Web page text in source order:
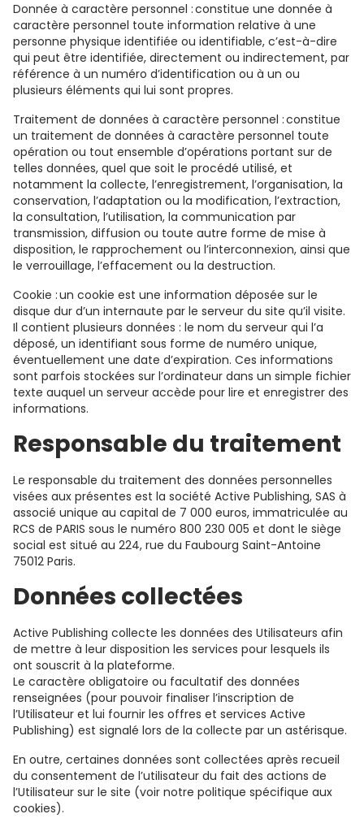
Donnée à caractère personnel : constitue une donnée à
caractère personnel toute information relative à une
personne physique identifiée ou identifiable, c’est-à-dire
qui peut être identifiée, directement ou indirectement, par
référence à un numéro d’identification ou à un ou
plusieurs éléments qui lui sont propres.
Traitement de données à caractère personnel : constitue
un traitement de données à caractère personnel toute
opération ou tout ensemble d’opérations portant sur de
telles données, quel que soit le procédé utilisé, et
notamment la collecte, l’enregistrement, l’organisation, la
conservation, l’adaptation ou la modification, l’extraction,
la consultation, l’utilisation, la communication par
transmission, diffusion ou toute autre forme de mise à
disposition, le rapprochement ou l’interconnexion, ainsi que
le verrouillage, l’effacement ou la destruction.
Cookie : un cookie est une information déposée sur le
disque dur d’un internaute par le serveur du site qu’il visite.
Il contient plusieurs données : le nom du serveur qui l’a
déposé, un identifiant sous forme de numéro unique,
éventuellement une date d’expiration. Ces informations
sont parfois stockées sur l’ordinateur dans un simple fichier
texte auquel un serveur accède pour lire et enregistrer des
informations.
Responsable du traitement
Le responsable du traitement des données personnelles
visées aux présentes est la société Active Publishing, SAS à
associé unique au capital de 7 000 euros, immatriculée au
RCS de PARIS sous le numéro 800 230 005 et dont le siège
social est situé au 224, rue du Faubourg Saint-Antoine
75012 Paris.
Données collectées
Active Publishing collecte les données des Utilisateurs afin
de mettre à leur disposition les services pour lesquels ils
ont souscrit à la plateforme.
Le caractère obligatoire ou facultatif des données
renseignées (pour pouvoir finaliser l’inscription de
l’Utilisateur et lui fournir les offres et services Active
Publishing) est signalé lors de la collecte par un astérisque.
En outre, certaines données sont collectées après recueil
du consentement de l’utilisateur du fait des actions de
l’Utilisateur sur le site (voir notre politique spécifique aux
cookies).